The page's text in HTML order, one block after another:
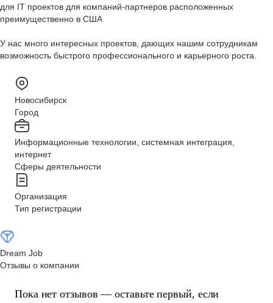
для IT проектов для компаний-партнеров расположенных
преимущественно в США
У нас много интересных проектов, дающих нашим сотрудникам
возможность быстрого профессионального и карьерного роста.
Новосибирск
Город
Информационные технологии, системная интеграция,
интернет
Сферы деятельности
Организация
Тип регистрации
Dream Job
Отзывы о компании
Пока нет отзывов — оставьте первый, если